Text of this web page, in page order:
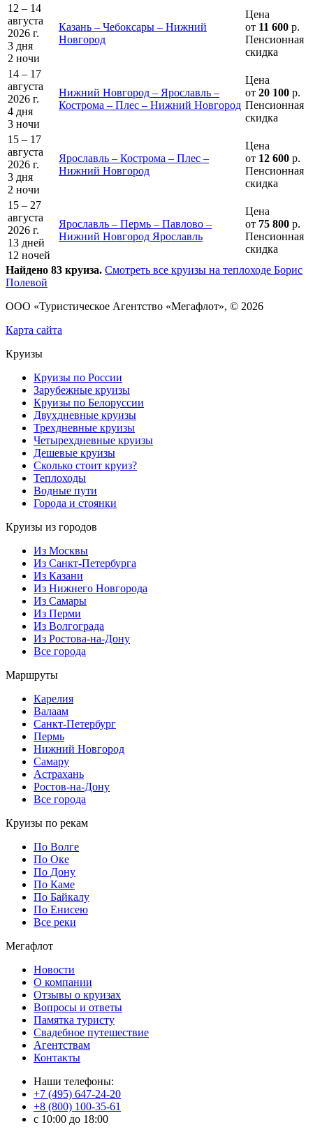
12 – 14
августа
2026 г.
3 дня
2 ночи
Казань – Чебоксары – Нижний
Новгород
Цена
от 11 600 р.
Пенсионная
скидка
14 – 17
августа
2026 г.
4 дня
3 ночи
Нижний Новгород – Ярославль –
Кострома – Плес – Нижний Новгород
Цена
от 20 100 р.
Пенсионная
скидка
15 – 17
августа
2026 г.
3 дня
2 ночи
Ярославль – Кострома – Плес –
Нижний Новгород
Цена
от 12 600 р.
Пенсионная
скидка
15 – 27
августа
2026 г.
13 дней
12 ночей
Ярославль – Пермь – Павлово –
Нижний Новгород Ярославль
Цена
от 75 800 р.
Пенсионная
скидка
Найдено 83 круиза. Смотреть все круизы на теплоходе Борис
Полевой
ООО «Туристическое Агентство «Мегафлот», © 2026
Карта сайта
Круизы
Круизы по России
Зарубежные круизы
Круизы по Белоруссии
Двухдневные круизы
Трехдневные круизы
Четырехдневные круизы
Дешевые круизы
Сколько стоит круиз?
Теплоходы
Водные пути
Города и стоянки
Круизы из городов
Из Москвы
Из Санкт-Петербурга
Из Казани
Из Нижнего Новгорода
Из Самары
Из Перми
Из Волгограда
Из Ростова-на-Дону
Все города
Маршруты
Карелия
Валаам
Санкт-Петербург
Пермь
Нижний Новгород
Самару
Астрахань
Ростов-на-Дону
Все города
Круизы по рекам
По Волге
По Оке
По Дону
По Каме
По Байкалу
По Енисею
Все реки
Мегафлот
Новости
О компании
Отзывы о круизах
Вопросы и ответы
Памятка туристу
Свадебное путешествие
Агентствам
Контакты
Наши телефоны:
+7 (495) 647-24-20
+8 (800) 100-35-61
c 10:00 до 18:00